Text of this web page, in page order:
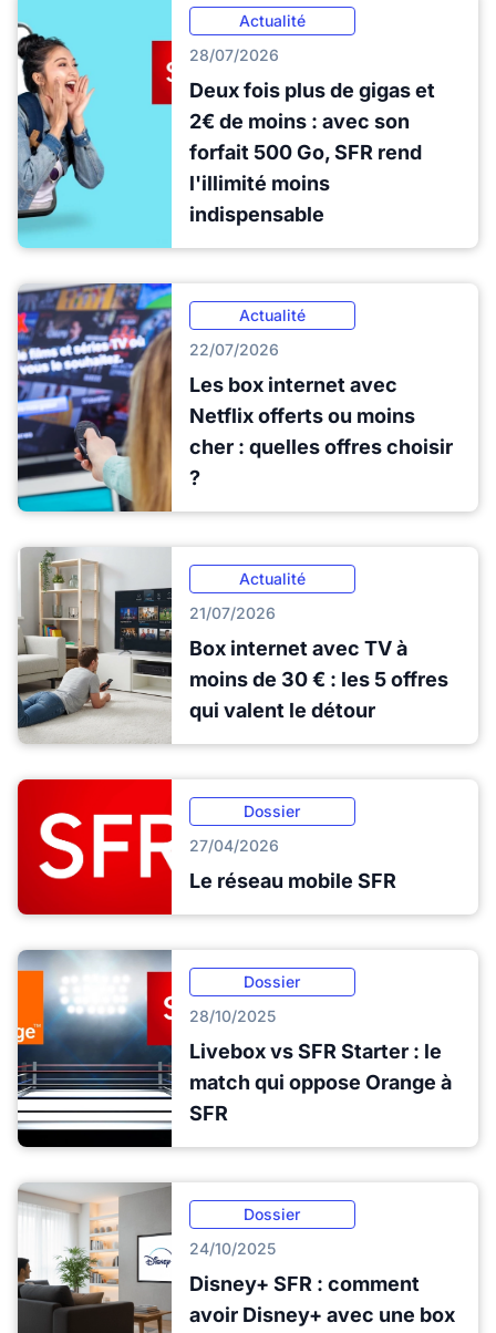
Actualité
28/07/2026
Deux fois plus de gigas et
2€ de moins : avec son
forfait 500 Go, SFR rend
l'illimité moins
indispensable
Actualité
22/07/2026
Les box internet avec
Netflix offerts ou moins
cher : quelles offres choisir
?
Actualité
21/07/2026
Box internet avec TV à
moins de 30 € : les 5 offres
qui valent le détour
Dossier
27/04/2026
Le réseau mobile SFR
Dossier
28/10/2025
Livebox vs SFR Starter : le
match qui oppose Orange à
SFR
Dossier
24/10/2025
Disney+ SFR : comment
avoir Disney+ avec une box